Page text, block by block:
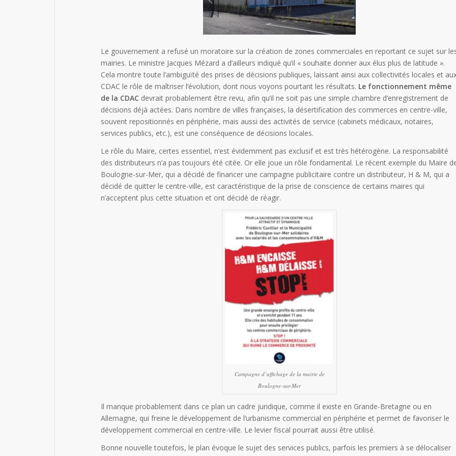
Le gouvernement a refusé un moratoire sur la création de zones commerciales en reportant ce sujet sur
mairies. Le ministre Jacques Mézard a d’ailleurs indiqué qu’il « souhaite donner aux élus plus de latitude ».
Cela montre toute l’ambiguïté des prises de décisions publiques, laissant ainsi aux collectivités locales et
CDAC le rôle de maîtriser l’évolution, dont nous voyons pourtant les résultats. Le fonctionnement même
de la CDAC devrait probablement être revu, afin qu’il ne soit pas une simple chambre d’enregistrement de
décisions déjà actées. Dans nombre de villes françaises, la désertification des commerces en centre-ville,
souvent repositionnés en périphérie, mais aussi des activités de service (cabinets médicaux, notaires,
services publics, etc.), est une conséquence de décisions locales.
Le rôle du Maire, certes essentiel, n’est évidemment pas exclusif et est très hétérogène. La responsabilité
des distributeurs n’a pas toujours été citée. Or elle joue un rôle fondamental. Le récent exemple du Maire
Boulogne-sur-Mer, qui a décidé de financer une campagne publicitaire contre un distributeur, H & M, qui a
décidé de quitter le centre-ville, est caractéristique de la prise de conscience de certains maires qui
n’acceptent plus cette situation et ont décidé de réagir.
Campagne d’affichage de la mairie de
Boulogne-sur-Mer
Il manque probablement dans ce plan un cadre juridique, comme il existe en Grande-Bretagne ou en
Allemagne, qui freine le développement de l’urbanisme commercial en périphérie et permet de favoriser le
développement commercial en centre-ville. Le levier fiscal pourrait aussi être utilisé.
Bonne nouvelle toutefois, le plan évoque le sujet des services publics, parfois les premiers à se délocaliser